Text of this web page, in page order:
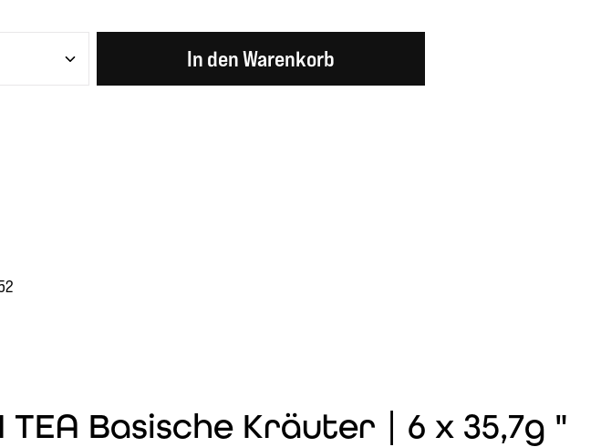
Gib den gewünschten Wert ein oder benutze die Schaltflächen
In den Warenkorb
Basische Kräuter | 6 x 35,7g "